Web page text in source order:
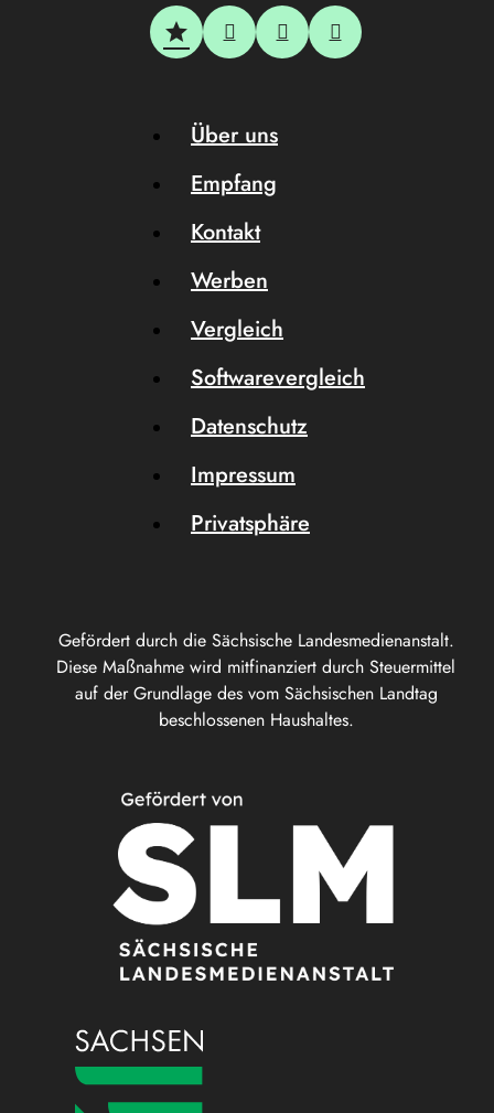
Gefördert durch die Sächsische Landesmedienanstalt.
Diese Maßnahme wird mitfinanziert durch Steuermittel
auf der Grundlage des vom Sächsischen Landtag
beschlossenen Haushaltes.
Über uns
Empfang
Kontakt
Werben
Vergleich
Softwarevergleich
Datenschutz
Impressum
Privatsphäre